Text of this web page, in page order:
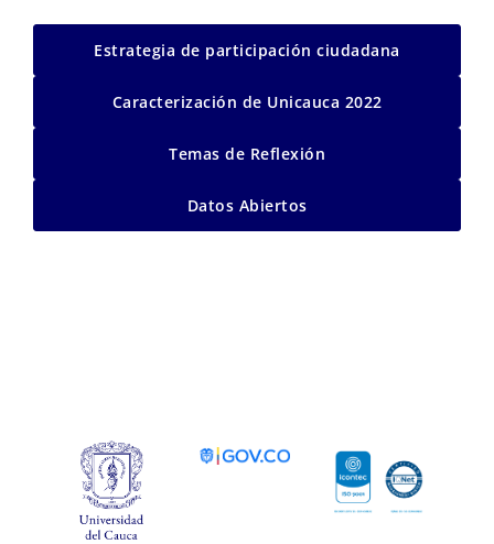
Estrategia de participación ciudadana
Caracterización de Unicauca 2022
Temas de Reflexión
Datos Abiertos